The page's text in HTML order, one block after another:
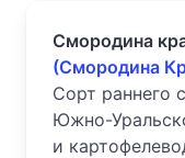
Смородина
(Смородина
Сорт раннего
Южно-
и